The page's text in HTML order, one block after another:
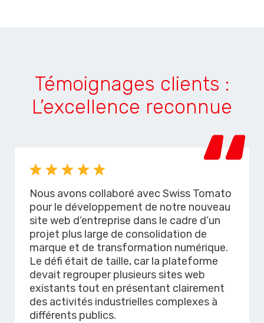
Témoignages clients :
L’excellence reconnue
Nous avons collaboré avec Swiss Tomato
pour le développement de notre nouveau
site web d’entreprise dans le cadre d’un
projet plus large de consolidation de
marque et de transformation numérique.
Le défi était de taille, car la plateforme
devait regrouper plusieurs sites web
existants tout en présentant clairement
des activités industrielles complexes à
différents publics.